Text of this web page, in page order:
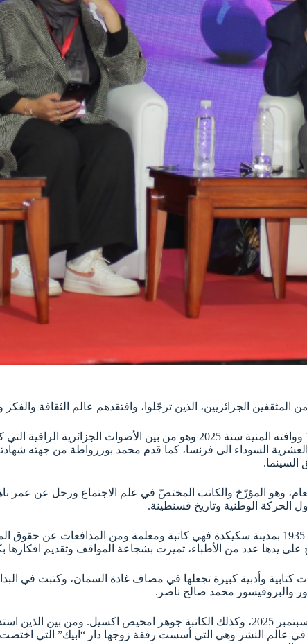
كانت البداية مع الكاتب الراحل عبد المجيد كاوة المولود سنة 1954 ووافته
السوداء الى فرنسا، كما قدم محمد بوزرواطة من جهته
الوطنية وتاريخ قسنطينة.
من بين المستذكَرين أيضا، الكاتبة فضيلة مرابط من مواليد افريل 1935 بمدينة سكيكدة فهي
يدها عدد من الأطباء، تميزت بشجاعة المواقف وتقديم افكارها
كتابية وأدبية كبيرة تجعلها في مصاف غادة السمان، وكتبت في
والبروفيسور محمد صالح ناصر.
في عالم النشر وهي التي أسست رفقة زوجها دار “ابيك” التي